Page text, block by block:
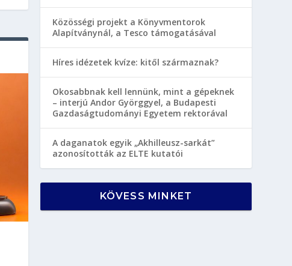
Közösségi projekt a Könyvmentorok
Alapítványnál, a Tesco támogatásával
Híres idézetek kvíze: kitől származnak?
Okosabbnak kell lennünk, mint a gépeknek
– interjú Andor Györggyel, a Budapesti
Gazdaságtudományi Egyetem rektorával
A daganatok egyik „Akhilleusz-sarkát”
azonosították az ELTE kutatói
KÖVESS MINKET